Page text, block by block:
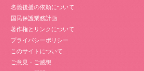
名義後援の依頼について
国民保護業務計画
著作権とリンクについて
プライバシーポリシー
このサイトについて
ご意見・ご感想